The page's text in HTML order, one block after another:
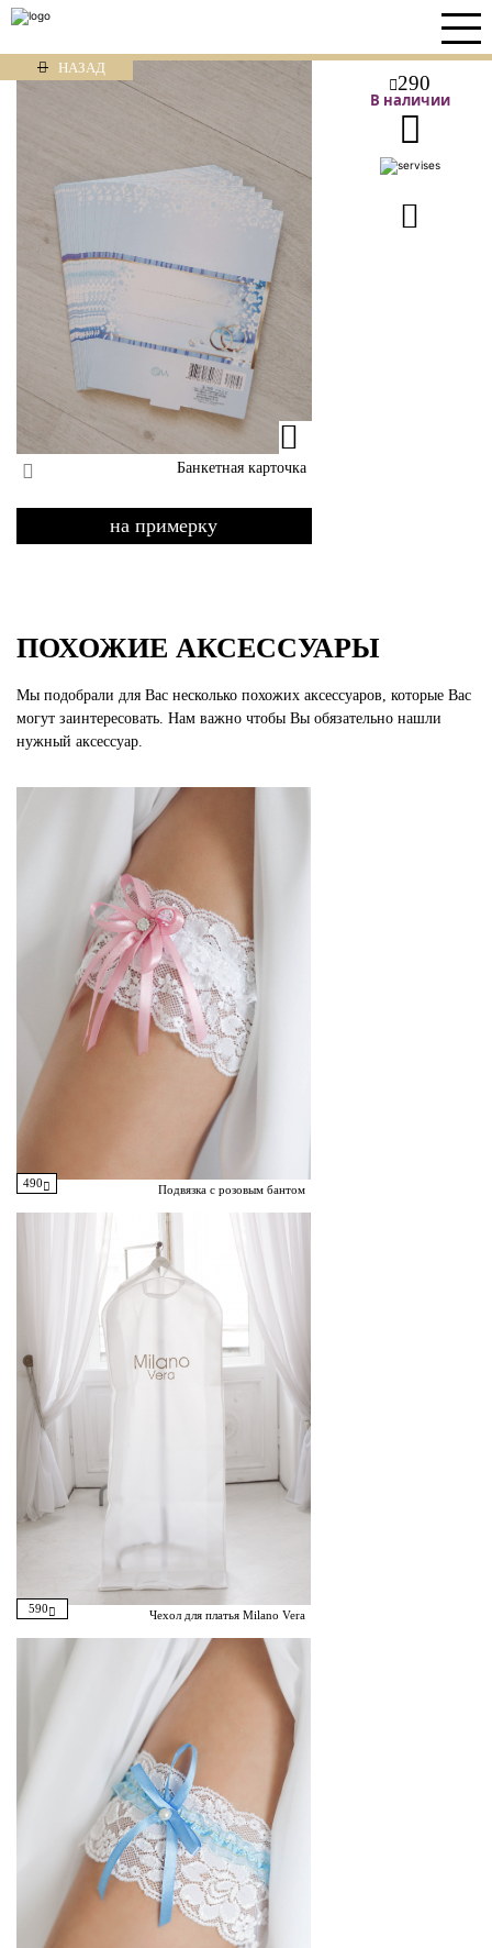
НАЗАД
290
В наличии
Банкетная карточка
на примерку
ПОХОЖИЕ АКСЕССУАРЫ
Мы подобрали для Вас несколько похожих аксессуаров, которые Вас
могут заинтересовать. Нам важно чтобы Вы обязательно нашли
нужный аксессуар.
490 Подвязка с розовым бантом
590 Чехол для платья Milano Vera